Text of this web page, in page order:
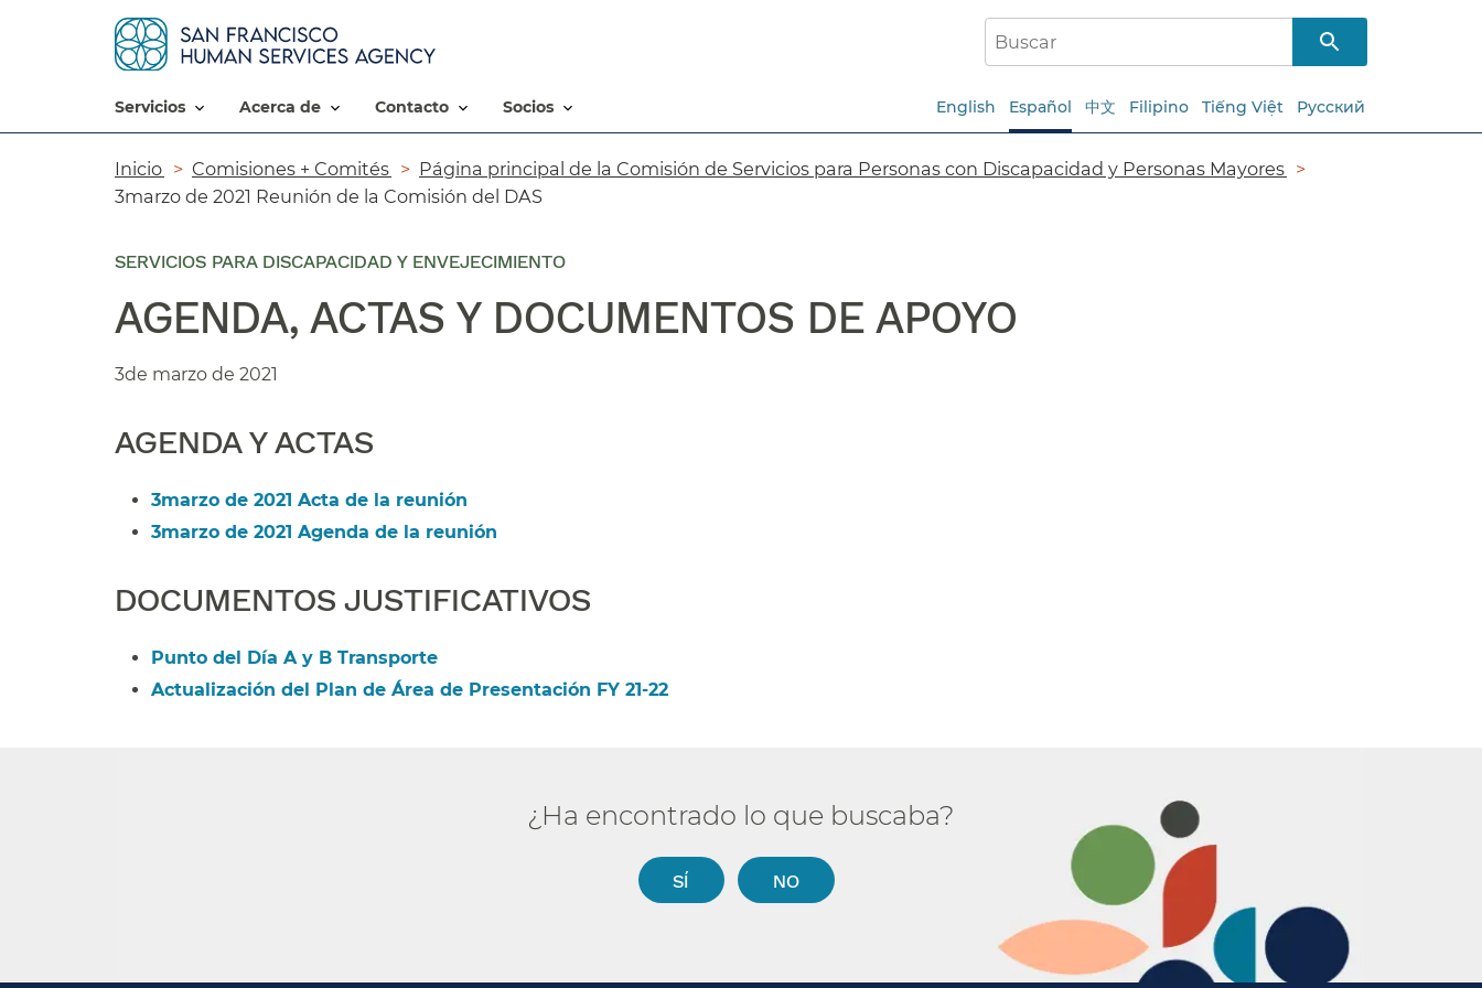
servicios​​ acerca de​​ contacto​​ socios​​ English Español 中文 Filipino Tiếng Việt Русский
Ruta
de
navegación​​
Inicio​​ Comisiones + Comités​​
Página principal de la Comisión de Servicios para Personas con Discapacidad y Personas Mayores​​
3marzo de 2021 Reunión de la Comisión del DAS​​
SERVICIOS PARA DISCAPACIDAD Y ENVEJECIMIENTO
AGENDA, ACTAS Y DOCUMENTOS DE APOYO​​
3de marzo de 2021​​
AGENDA Y ACTAS​​
3marzo de 2021 Acta de la reunión​​
3marzo de 2021 Agenda de la reunión​​
DOCUMENTOS JUSTIFICATIVOS​​
Punto del Día A y B Transporte​​
Actualización del Plan de Área de Presentación FY 21-22​​
¿Ha encontrado lo que buscaba?​​
SÍ​​ NO​​